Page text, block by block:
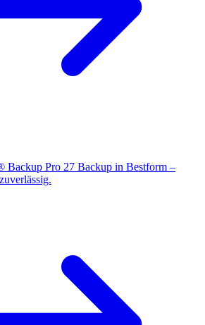
Backup Pro 27 Backup in Bestform –